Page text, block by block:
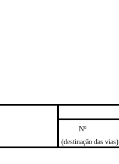
Nº
(destinação das vias)